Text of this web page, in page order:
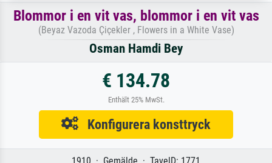
Blommor i en vit vas, blommor i en vit vas
(Beyaz Vazoda Çiçekler , Flowers in a White Vase)
Osman Hamdi Bey
€ 134.78
Enthält 25% MwSt.
Konfigurera konsttryck
1910 · Gemälde · TavelD: 1771